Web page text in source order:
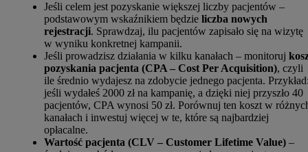
Jeśli celem jest pozyskanie większej liczby pacjentów –
podstawowym wskaźnikiem będzie liczba nowych
rejestracji. Sprawdzaj, ilu pacjentów zapisało się na wizytę
w wyniku konkretnej kampanii.
Jeśli prowadzisz działania w kilku kanałach – monitoruj
pozyskania pacjenta (CPA – Cost Per Acquisition), czyli
ile średnio wydajesz na zdobycie jednego pacjenta.
jeśli wydałeś 2000 zł na kampanię, a dzięki niej przyszło 40
pacjentów, CPA wynosi 50 zł. Porównuj ten koszt w
kanałach i inwestuj więcej w te, które są najbardziej
opłacalne.
Wartość pacjenta (CLV – Customer Lifetime Value) –